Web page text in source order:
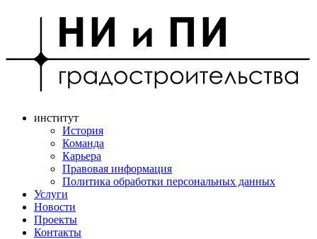
институт
История
Команда
Карьера
Правовая информация
Политика обработки персональных данных
Услуги
Новости
Проекты
Контакты